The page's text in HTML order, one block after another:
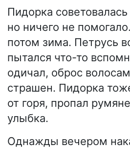
Пидорка
но ничего не
потом зима. Петрусь
пытался что-то
одичал, оброс
страшен. Пидорка
от горя, пропал
улыбка.
Однажды вечером